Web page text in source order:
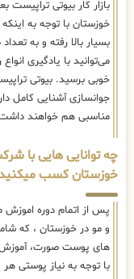
بازار کار بیوتی
خوزستان با توجه به
بسیار بالا رفته و به
می‌توانید با یادگیری
خوبی برسید. بیوتی
جوانسازی آشنایی کامل
مناسبی هم خواهند
چه توانایی هایی با
خوزستان کسب
پس از اتمام دوره
و مو در خوزستان ، که
های پوست صورت،
با توجه به نیاز پوستی